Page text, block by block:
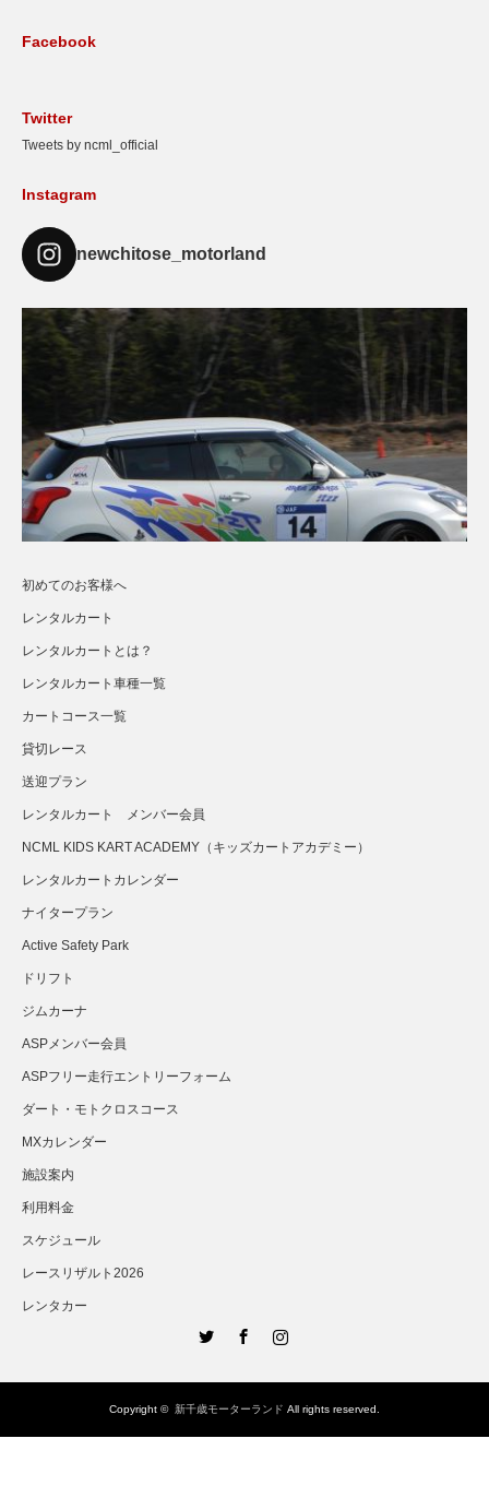
Facebook
Twitter
Tweets by ncml_official
Instagram
newchitose_motorland
初めてのお客様へ
レンタルカート
レンタルカートとは？
レンタルカート車種一覧
カートコース一覧
貸切レース
送迎プラン
レンタルカート メンバー会員
NCML KIDS KART ACADEMY（キッズカートアカデミー）
レンタルカートカレンダー
ナイタープラン
Active Safety Park
ドリフト
ジムカーナ
ASPメンバー会員
ASPフリー走行エントリーフォーム
ダート・モトクロスコース
MXカレンダー
施設案内
利用料金
スケジュール
レースリザルト2026
レンタカー
Copyright © 新千歳モーターランド All rights reserved.